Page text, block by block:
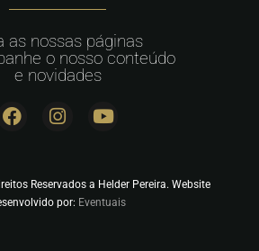
as nossas páginas
o nosso conteúdo
e novidades
Reservados a Helder Pereira. Website
por: Eventuais